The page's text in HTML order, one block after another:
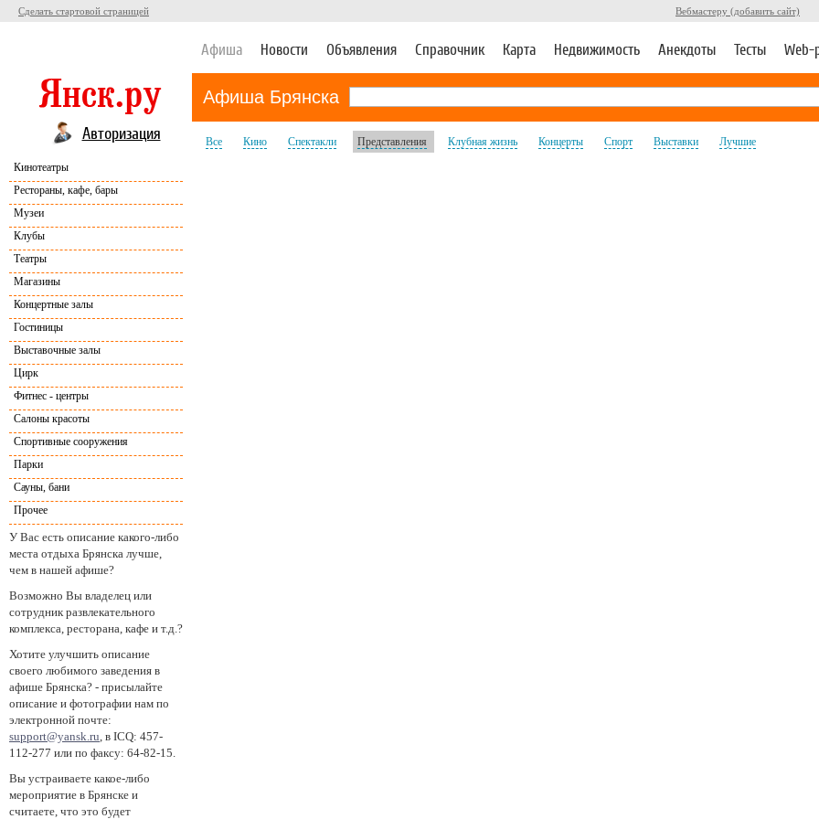
Сделать стартовой страницей Вебмастеру (добавить сайт)
Афиша Новости Объявления Справочник Карта Недвижимость Анекдоты Тесты Web-
Афиша Брянска
Авторизация Все Кино Спектакли Представления Клубная жизнь Концерты Спорт Выставки
Лучшие
Кинотеатры
Рестораны, кафе, бары
Музеи
Клубы
Театры
Магазины
Концертные залы
Гостиницы
Выставочные залы
Цирк
Фитнес - центры
Салоны красоты
Спортивные сооружения
Парки
Сауны, бани
Прочее
У Вас есть описание какого-либо
места отдыха Брянска лучше,
чем в нашей афише?
Возможно Вы владелец или
сотрудник развлекательного
комплекса, ресторана, кафе и т.д.?
Хотите улучшить описание
своего любимого заведения в
афише Брянска? - присылайте
описание и фотографии нам по
электронной почте:
support@yansk.ru, в ICQ: 457-
112-277 или по факсу: 64-82-15.
Вы устраиваете какое-либо
мероприятие в Брянске и
считаете, что это будет